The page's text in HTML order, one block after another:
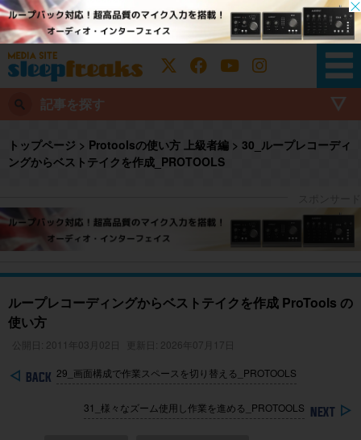
記事を探す
トップページ > Protoolsの使い方 上級者編 > 30_ループレコーディ
ングからベストテイクを作成_PROTOOLS
ループレコーディングからベストテイクを作成 ProTools の
使い方
公開日: 2011年03月02日 更新日: 2026年07月17日
29_画面構成で作業スペースを切り替える_PROTOOLS
31_様々なズーム使用し作業を進める_PROTOOLS